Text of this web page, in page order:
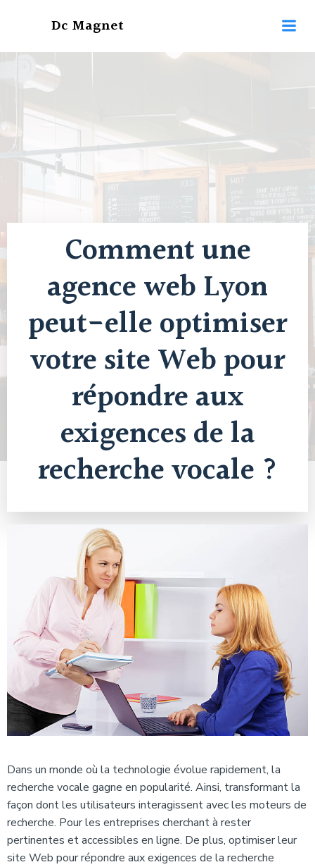
Dc Magnet
Comment une
agence web Lyon
peut-elle optimiser
votre site Web pour
répondre aux
exigences de la
recherche vocale ?
Dans un monde où la technologie évolue rapidement, la
recherche vocale gagne en popularité. Ainsi, transformant la
façon dont les utilisateurs interagissent avec les moteurs de
recherche. Pour les entreprises cherchant à rester
pertinentes et accessibles en ligne. De plus, optimiser leur
site Web pour répondre aux exigences de la recherche